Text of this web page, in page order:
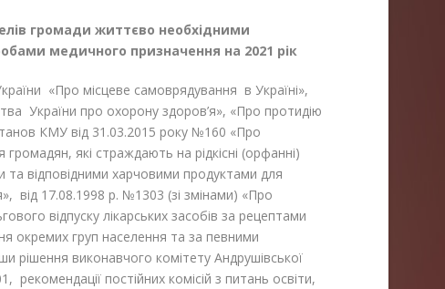
громади життєво необхідними
медичного призначення на 2021 рік
«Про місцеве самоврядування в Україні»,
України про охорону здоров’я», «Про протидію
КМУ від 31.03.2015 року №160 «Про
які страждають на рідкісні (орфанні)
відповідними харчовими продуктами для
від 17.08.1998 р. №1303 (зі змінами) «Про
відпуску лікарських засобів за рецептами
окремих груп населення та за певними
рішення виконавчого комітету Андрушівської
рекомендації постійних комісій з питань освіти,